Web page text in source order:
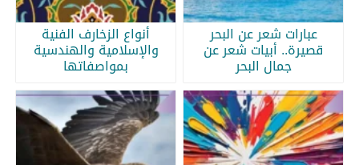
عبارات شعر عن البحر
قصيرة.. أبيات شعر عن
جمال البحر
أنواع الزخارف الفنية
والإسلامية والهندسية
بمواصفاتها